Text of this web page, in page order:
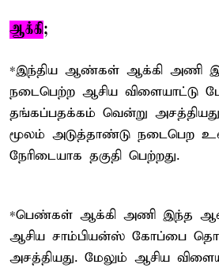
ஆக்கி;
*இந்திய ஆண்கள் ஆக்கி அணி
நடைபெற்ற ஆசிய விளையாட்டு
தங்கப்பதக்கம் வென்று
மூலம் அடுத்தாண்டு நடைபெற
நேரிடையாக தகுதி பெற்றது.
*பெண்கள் ஆக்கி அணி இந்த
ஆசிய சாம்பியன்ஸ் கோப்பை
அசத்தியது. மேலும் ஆசிய